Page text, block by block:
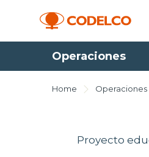
Operaciones
Home Operaciones
Proyecto